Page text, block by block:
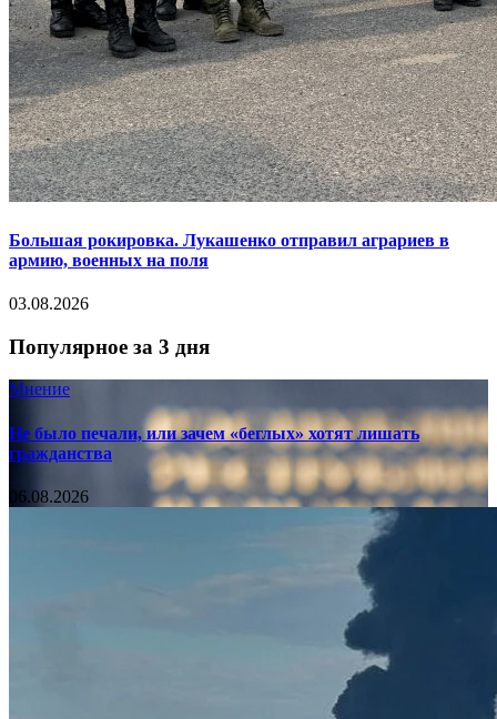
Большая рокировка. Лукашенко отправил аграриев в
армию, военных на поля
03.08.2026
Популярное за 3 дня
Мнение
Не было печали, или зачем «беглых» хотят лишать
гражданства
06.08.2026